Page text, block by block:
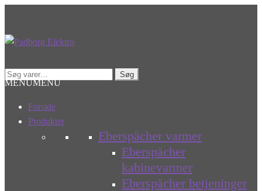
Spring
Spring
Søg
efter:
Søg
MENUMENU
Forside
Produkter
Eberspächer varmer
Eberspächer
kabinevarmer
Eberspächer betjeninger